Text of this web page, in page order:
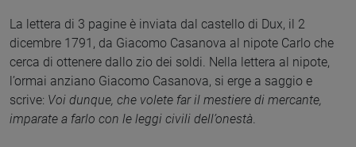
La lettera di 3 pagine è inviata dal castello di Dux, il 2
dicembre 1791, da Giacomo Casanova al nipote Carlo che
cerca di ottenere dallo zio dei soldi. Nella lettera al nipote,
l’ormai anziano Giacomo Casanova, si erge a saggio e
scrive: Voi dunque, che volete far il mestiere di mercante,
imparate a farlo con le leggi civili dell’onestà